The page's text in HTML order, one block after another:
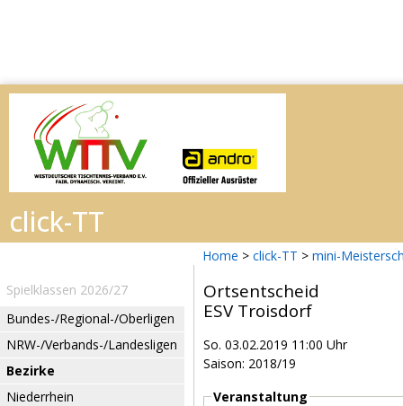
Home > click-TT > mini-
Spielklassen 2026/27
Bundes-/Regional-/Oberligen
NRW-/Verbands-/Landesligen
Bezirke
Niederrhein
Ortsentscheid
ESV Troisdorf
So. 03.02.2019 11:00 Uhr
Saison: 2018/19
Veranstaltung